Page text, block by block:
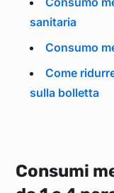
sanitaria
Consumo
Come
sulla bolletta
Consumi